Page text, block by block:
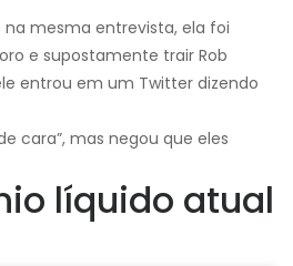
na mesma entrevista, ela foi
e supostamente trair Rob
entrou em um Twitter dizendo
cara”, mas negou que eles
líquido atual